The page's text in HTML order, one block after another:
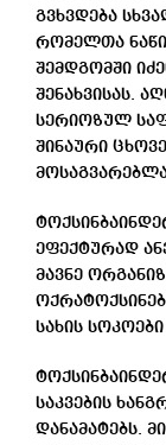
გვხვდება
რომელთა
შემდგომში
შენახვისას.
სერიოზულ
შინაური
ეფექტურად
მავნე
სახის სოკოები
საკვების
დანამატებს.